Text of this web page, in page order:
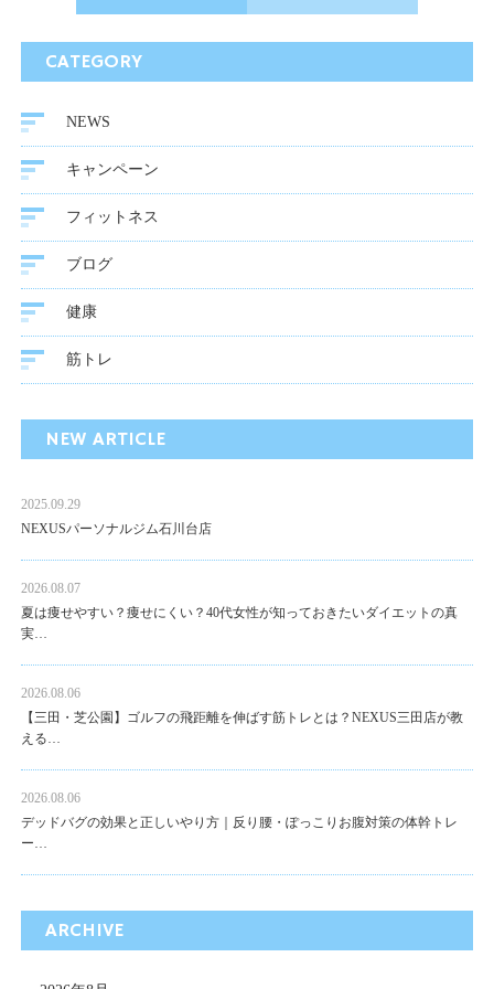
CATEGORY
NEWS
キャンペーン
フィットネス
ブログ
健康
筋トレ
NEW ARTICLE
2025.09.29
NEXUSパーソナルジム石川台店
2026.08.07
夏は痩せやすい？痩せにくい？40代女性が知っておきたいダイエットの真
実…
2026.08.06
【三田・芝公園】ゴルフの飛距離を伸ばす筋トレとは？NEXUS三田店が教
える…
2026.08.06
デッドバグの効果と正しいやり方｜反り腰・ぽっこりお腹対策の体幹トレ
ー…
ARCHIVE